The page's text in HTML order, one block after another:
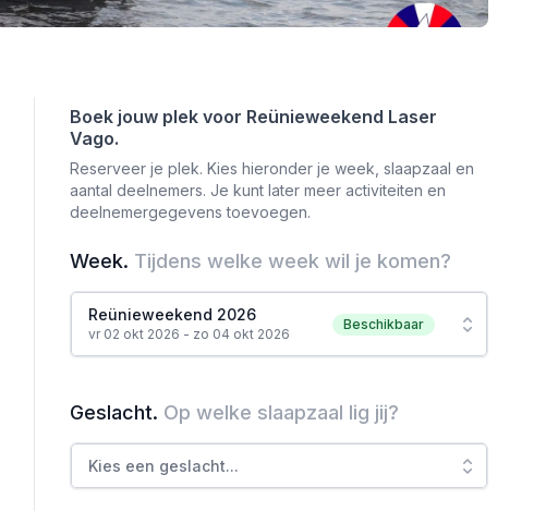
Boek jouw plek voor Reünieweekend Laser
Vago.
Reserveer je plek. Kies hieronder je week, slaapzaal en
aantal deelnemers. Je kunt later meer activiteiten en
deelnemergegevens toevoegen.
Week. Tijdens welke week wil je komen?
Reünieweekend 2026
vr 02 okt 2026 - zo 04 okt 2026
Beschikbaar
Geslacht. Op welke slaapzaal lig jij?
Kies een geslacht...